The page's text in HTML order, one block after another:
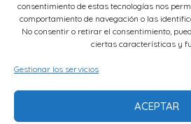
consentimiento de estas tecnologías nos
comportamiento de navegación o las
No consentir o retirar el consentimiento,
ciertas características y
Gestionar los servicios
ACEPTAR
Aviso legal
Política de cookies